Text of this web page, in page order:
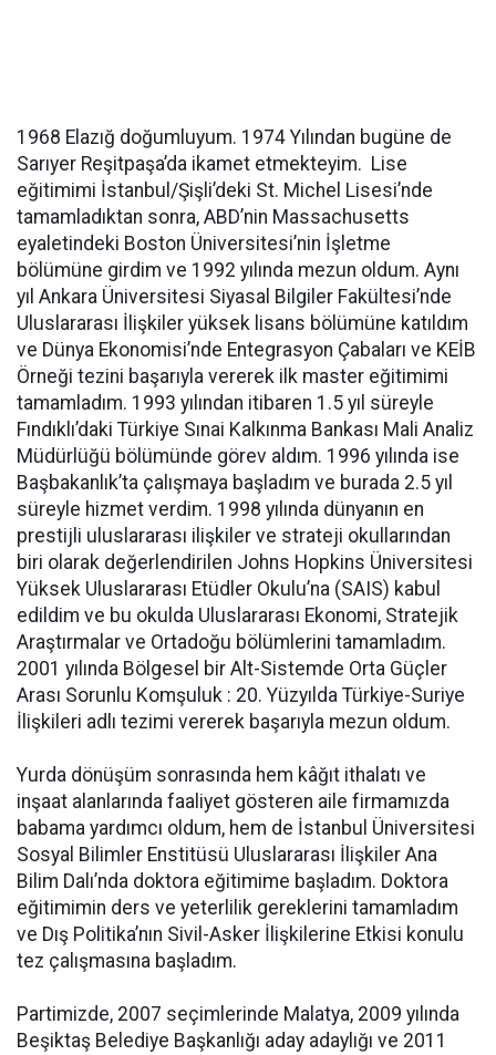
1968 Elazığ doğumluyum. 1974 Yılından bugüne de
Sarıyer Reşitpaşa’da ikamet etmekteyim. Lise
eğitimimi İstanbul/Şişli’deki St. Michel Lisesi’nde
tamamladıktan sonra, ABD’nin Massachusetts
eyaletindeki Boston Üniversitesi’nin İşletme
bölümüne girdim ve 1992 yılında mezun oldum. Aynı
yıl Ankara Üniversitesi Siyasal Bilgiler Fakültesi’nde
Uluslararası İlişkiler yüksek lisans bölümüne katıldım
ve Dünya Ekonomisi’nde Entegrasyon Çabaları ve KEİB
Örneği tezini başarıyla vererek ilk master eğitimimi
tamamladım. 1993 yılından itibaren 1.5 yıl süreyle
Fındıklı’daki Türkiye Sınai Kalkınma Bankası Mali Analiz
Müdürlüğü bölümünde görev aldım. 1996 yılında ise
Başbakanlık’ta çalışmaya başladım ve burada 2.5 yıl
süreyle hizmet verdim. 1998 yılında dünyanın en
prestijli uluslararası ilişkiler ve strateji okullarından
biri olarak değerlendirilen Johns Hopkins Üniversitesi
Yüksek Uluslararası Etüdler Okulu’na (SAIS) kabul
edildim ve bu okulda Uluslararası Ekonomi, Stratejik
Araştırmalar ve Ortadoğu bölümlerini tamamladım.
2001 yılında Bölgesel bir Alt-Sistemde Orta Güçler
Arası Sorunlu Komşuluk : 20. Yüzyılda Türkiye-Suriye
İlişkileri adlı tezimi vererek başarıyla mezun oldum.
Yurda dönüşüm sonrasında hem kâğıt ithalatı ve
inşaat alanlarında faaliyet gösteren aile firmamızda
babama yardımcı oldum, hem de İstanbul Üniversitesi
Sosyal Bilimler Enstitüsü Uluslararası İlişkiler Ana
Bilim Dalı’nda doktora eğitimime başladım. Doktora
eğitimimin ders ve yeterlilik gereklerini tamamladım
ve Dış Politika’nın Sivil-Asker İlişkilerine Etkisi konulu
tez çalışmasına başladım.
Partimizde, 2007 seçimlerinde Malatya, 2009 yılında
Beşiktaş Belediye Başkanlığı aday adaylığı ve 2011